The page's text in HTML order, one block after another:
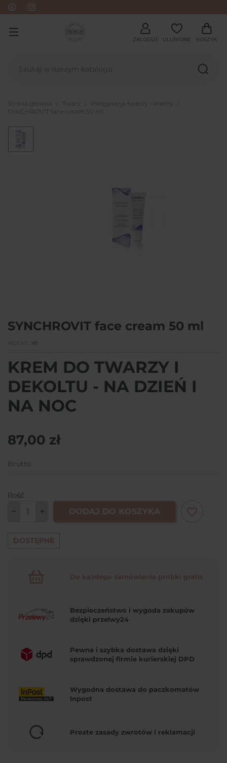
ZALOGUJ ULUBIONE KOSZYK
Strona główna Twarz
Pielęgnacja twarzy - kremy
SYNCHROVIT face cream 50 ml
SYNCHROVIT face cream 50 ml
INDEKS H1
KREM DO TWARZY I
DEKOLTU - NA DZIEŃ I
NA NOC
87,00 zł
Brutto
Ilość
DODAJ DO KOSZYKA
favorite_border
DOSTĘPNE
Do każdego zamówienia próbki gratis
Bezpieczeństwo i wygoda zakupów
dzięki przelwy24
Pewna i szybka dostawa dzięki
sprawdzonej firmie kurierskiej DPD
Wygodna dostawa do paczkomatów
Inpost
Proste zasady zwrotów i reklamacji